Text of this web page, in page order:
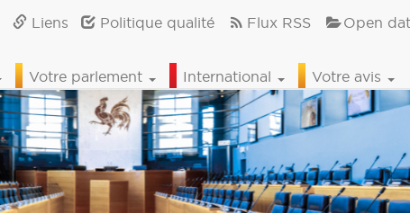
Liens Politique qualité Flux RSS Open
Votre parlement International Votre avis